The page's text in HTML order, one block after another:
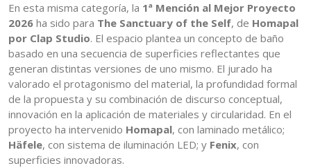
En esta misma categoría, la 1ª Mención al Mejor Proyecto
2026 ha sido para The Sanctuary of the Self, de Homapal
por Clap Studio. El espacio plantea un concepto de baño
basado en una secuencia de superficies reflectantes que
generan distintas versiones de uno mismo. El jurado ha
valorado el protagonismo del material, la profundidad formal
de la propuesta y su combinación de discurso conceptual,
innovación en la aplicación de materiales y circularidad. En el
proyecto ha intervenido Homapal, con laminado metálico;
Häfele, con sistema de iluminación LED; y Fenix, con
superficies innovadoras.